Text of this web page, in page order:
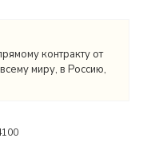
контракту от
миру, в Россию,